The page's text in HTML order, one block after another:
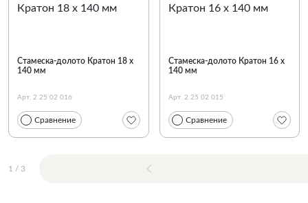
Стамеска-долото Кратон 18 х
140 мм
Арт. 2 25 02 016
Сравнение
Стамеска-долото Кратон 16 х
140 мм
Арт. 2 25 02 015
Сравнение
1 / 3